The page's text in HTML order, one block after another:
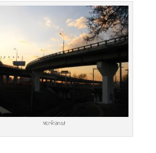
Verfranst